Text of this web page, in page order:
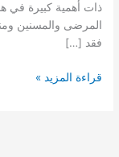
ذات أهمية كبيرة في
المرضى والمسنين ومنع
فقد […]
شركة
قراءة المزيد »